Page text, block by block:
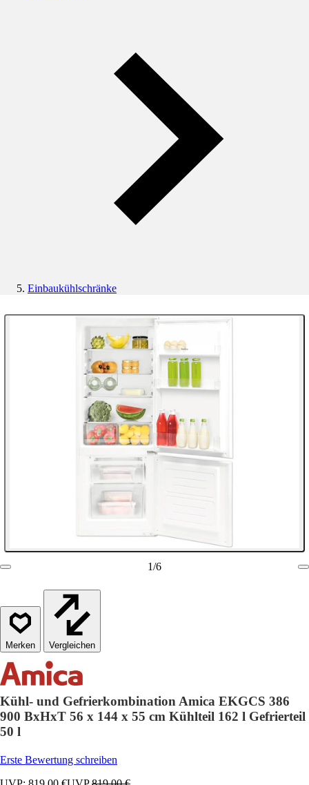
Einbaukühlschränke
1/6
Vergleichen
Kühl- und Gefrierkombination Amica EKGCS 386
900 BxHxT 56 x 144 x 55 cm Kühlteil 162 l Gefrierteil
50 l
Erste Bewertung schreiben